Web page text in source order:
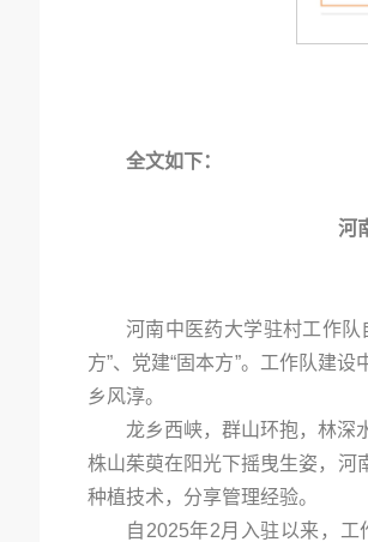
全文如下：
河
河南中医药大学驻村工作队
方”、党建“固本方”。工作队建
乡风淳。
龙乡西峡，群山环抱，林深
株山茱萸在阳光下摇曳生姿，河
种植技术，分享管理经验。
自2025年2月入驻以来，工